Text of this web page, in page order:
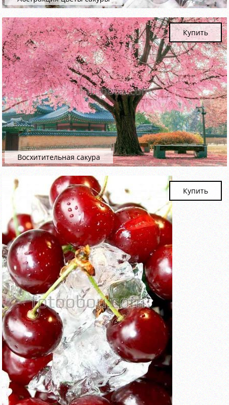
Восхитительная сакура
Купить
Купить